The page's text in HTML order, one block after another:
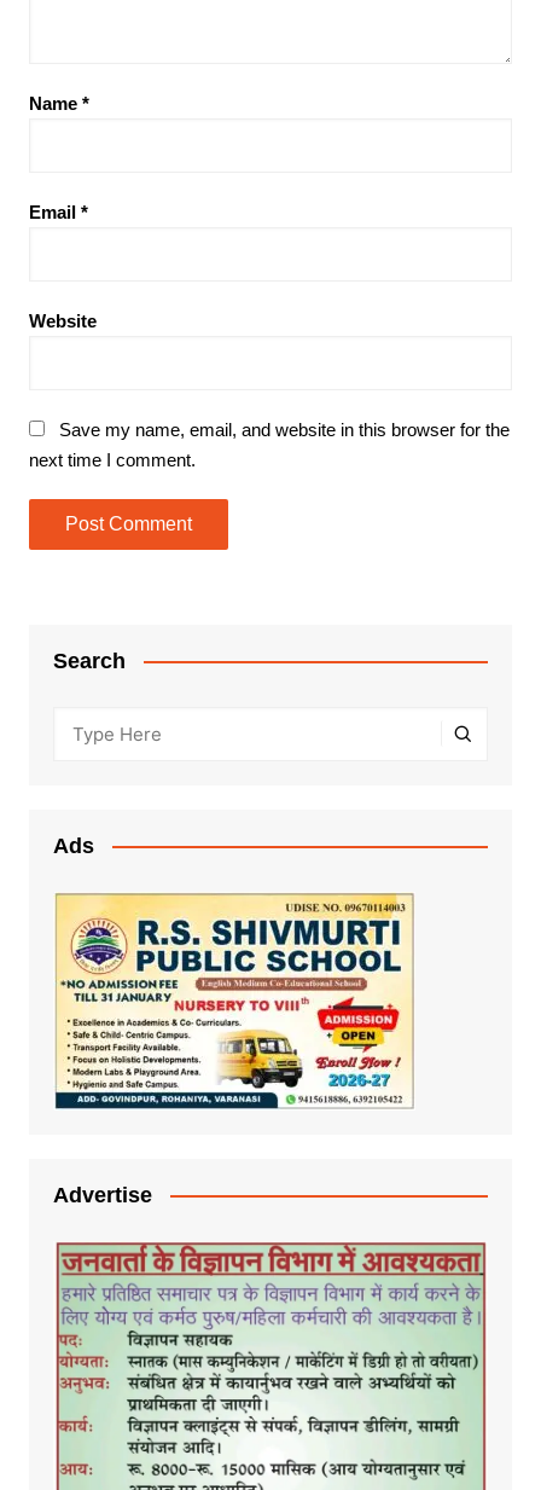
Name *
Email *
Website
Save my name, email, and website in this browser for the
next time I comment.
Search
Ads
Advertise